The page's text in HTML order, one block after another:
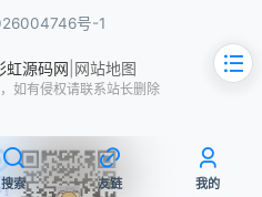
号-1
虹源码网 网站地图
如有侵权请联系站长删除
搜索 友链 我的